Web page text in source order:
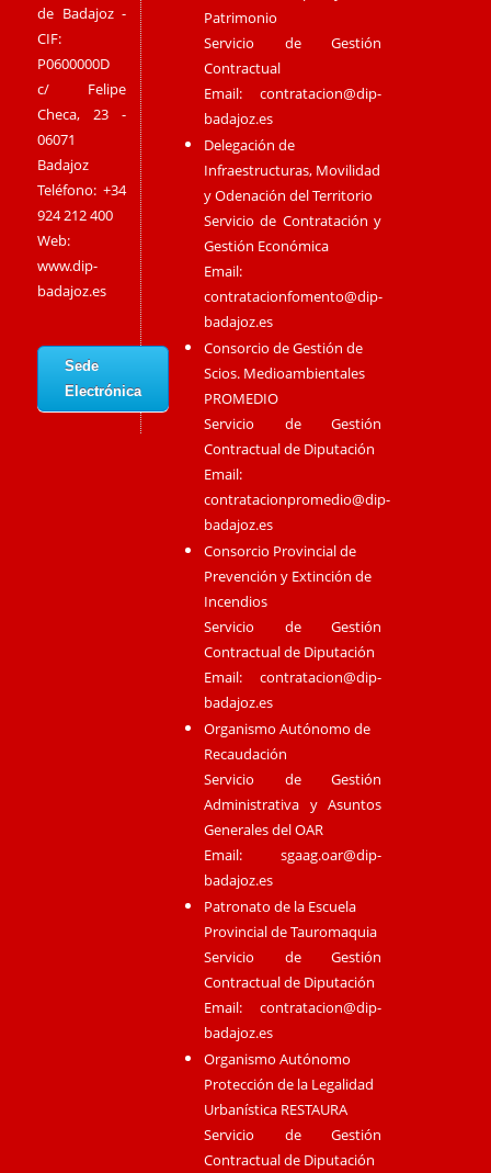
de Badajoz -
CIF:
P0600000D
c/ Felipe
Checa, 23 -
06071
Badajoz
Teléfono: +34
924 212 400
Web:
www.dip-
badajoz.es
Sede
Electrónica
Patrimonio
Servicio de Gestión
Contractual
Email:contratacion@dip-
badajoz.es
Delegación de
Infraestructuras, Movilidad
y Odenación del Territorio
Servicio de Contratación y
Gestión Económica
Email:
contratacionfomento@dip-
badajoz.es
Consorcio de Gestión de
Scios. Medioambientales
PROMEDIO
Servicio de Gestión
Contractual de Diputación
Email:
contratacionpromedio@dip-
badajoz.es
Consorcio Provincial de
Prevención y Extinción de
Incendios
Servicio de Gestión
Contractual de Diputación
Email:contratacion@dip-
badajoz.es
Organismo Autónomo de
Recaudación
Servicio de Gestión
Administrativa y Asuntos
Generales del OAR
Email:sgaag.oar@dip-
badajoz.es
Patronato de la Escuela
Provincial de Tauromaquia
Servicio de Gestión
Contractual de Diputación
Email:contratacion@dip-
badajoz.es
Organismo Autónomo
Protección de la Legalidad
Urbanística RESTAURA
Servicio de Gestión
Contractual de Diputación